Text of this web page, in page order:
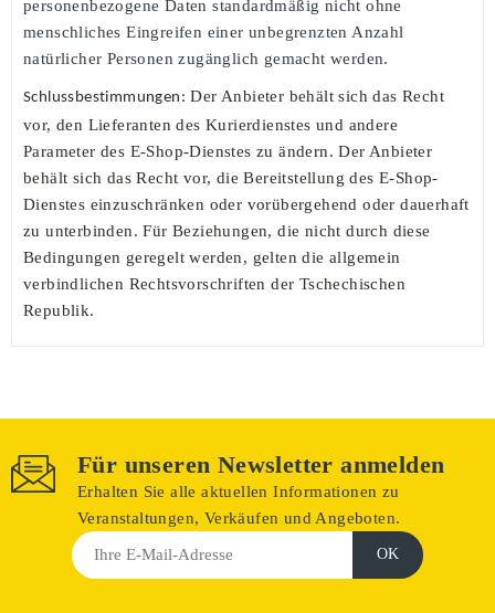
personenbezogene Daten standardmäßig nicht ohne
menschliches Eingreifen einer unbegrenzten Anzahl
natürlicher Personen zugänglich gemacht werden.
Schlussbestimmungen: Der Anbieter behält sich das Recht
vor, den Lieferanten des Kurierdienstes und andere
Parameter des E-Shop-Dienstes zu ändern. Der Anbieter
behält sich das Recht vor, die Bereitstellung des E-Shop-
Dienstes einzuschränken oder vorübergehend oder dauerhaft
zu unterbinden. Für Beziehungen, die nicht durch diese
Bedingungen geregelt werden, gelten die allgemein
verbindlichen Rechtsvorschriften der Tschechischen
Republik.
Für unseren Newsletter anmelden
Erhalten Sie alle aktuellen Informationen zu
Veranstaltungen, Verkäufen und Angeboten.